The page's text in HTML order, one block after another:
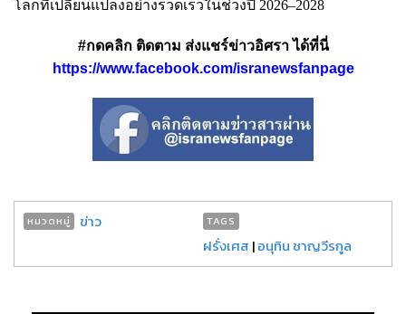
โลกที่เปลี่ยนแปลงอย่างรวดเร็วในช่วงปี 2026–2028
#กดคลิก ติดตาม ส่งแชร์ข่าวอิศรา ได้ที่นี่
https://www.facebook.com/isranewsfanpage
หมวดหมู่ ข่าว TAGS
ฝรั่งเศส |อนุทิน ชาญวีรกูล